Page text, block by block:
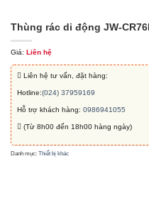
Thùng rác di động JW-
Giá: Liên hệ
Liên hệ tư vấn, đặt hàng:
Hotline:(024) 37959169
Hỗ trợ khách hàng: 0986941055
(Từ 8h00 đến 18h00 hàng ngày)
Danh mục: Thiết bị khác